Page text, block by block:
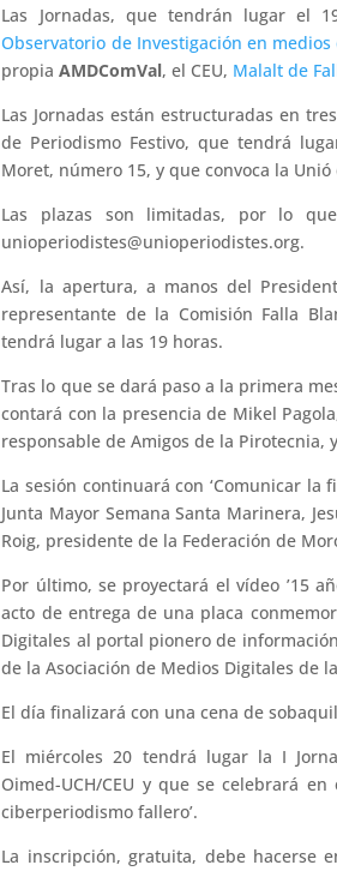
Las Jornadas, que tendrán lugar el
Observatorio de Investigación en medios
propiaAMDComVal, el CEU, Malalt de
Las Jornadas están estructuradas en
de Periodismo Festivo, que tendrá
Moret, número 15, y que convoca la
Las plazas son limitadas, por lo
unioperiodistes@unioperiodistes.org.
Así, la apertura, a manos del
representante de la Comisión Falla
tendrá lugar a las 19 horas.
Tras lo que se dará paso a la primera
contará con la presencia de Mikel
responsable de Amigos de la Pirotecnia,
La sesión continuará con ‘Comunicar la
Junta Mayor Semana Santa Marinera,
Roig, presidente de la Federación de
Por último, se proyectará el vídeo ’15
acto de entrega de una placa
Digitales al portal pionero de
de la Asociación de Medios Digitales de
El día finalizará con una cena de
El miércoles 20 tendrá lugar la I
Oimed-UCH/CEU y que se celebrará
ciberperiodismo fallero’.
La inscripción, gratuita, debe hacerse